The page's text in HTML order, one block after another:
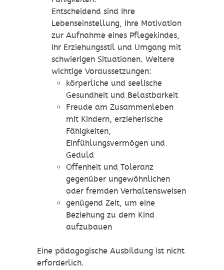
Entscheidend sind Ihre
Lebenseinstellung, Ihre Motivation
zur Aufnahme eines Pflegekindes,
Ihr Erziehungsstil und Umgang mit
schwierigen Situationen. Weitere
wichtige Voraussetzungen:
körperliche und seelische
Gesundheit und Belastbarkeit
Freude am Zusammenleben
mit Kindern, erzieherische
Fähigkeiten,
Einfühlungsvermögen und
Geduld
Offenheit und Toleranz
gegenüber ungewöhnlichen
oder fremden Verhaltensweisen
genügend Zeit, um eine
Beziehung zu dem Kind
aufzubauen
Eine pädagogische Ausbildung ist nicht
erforderlich.